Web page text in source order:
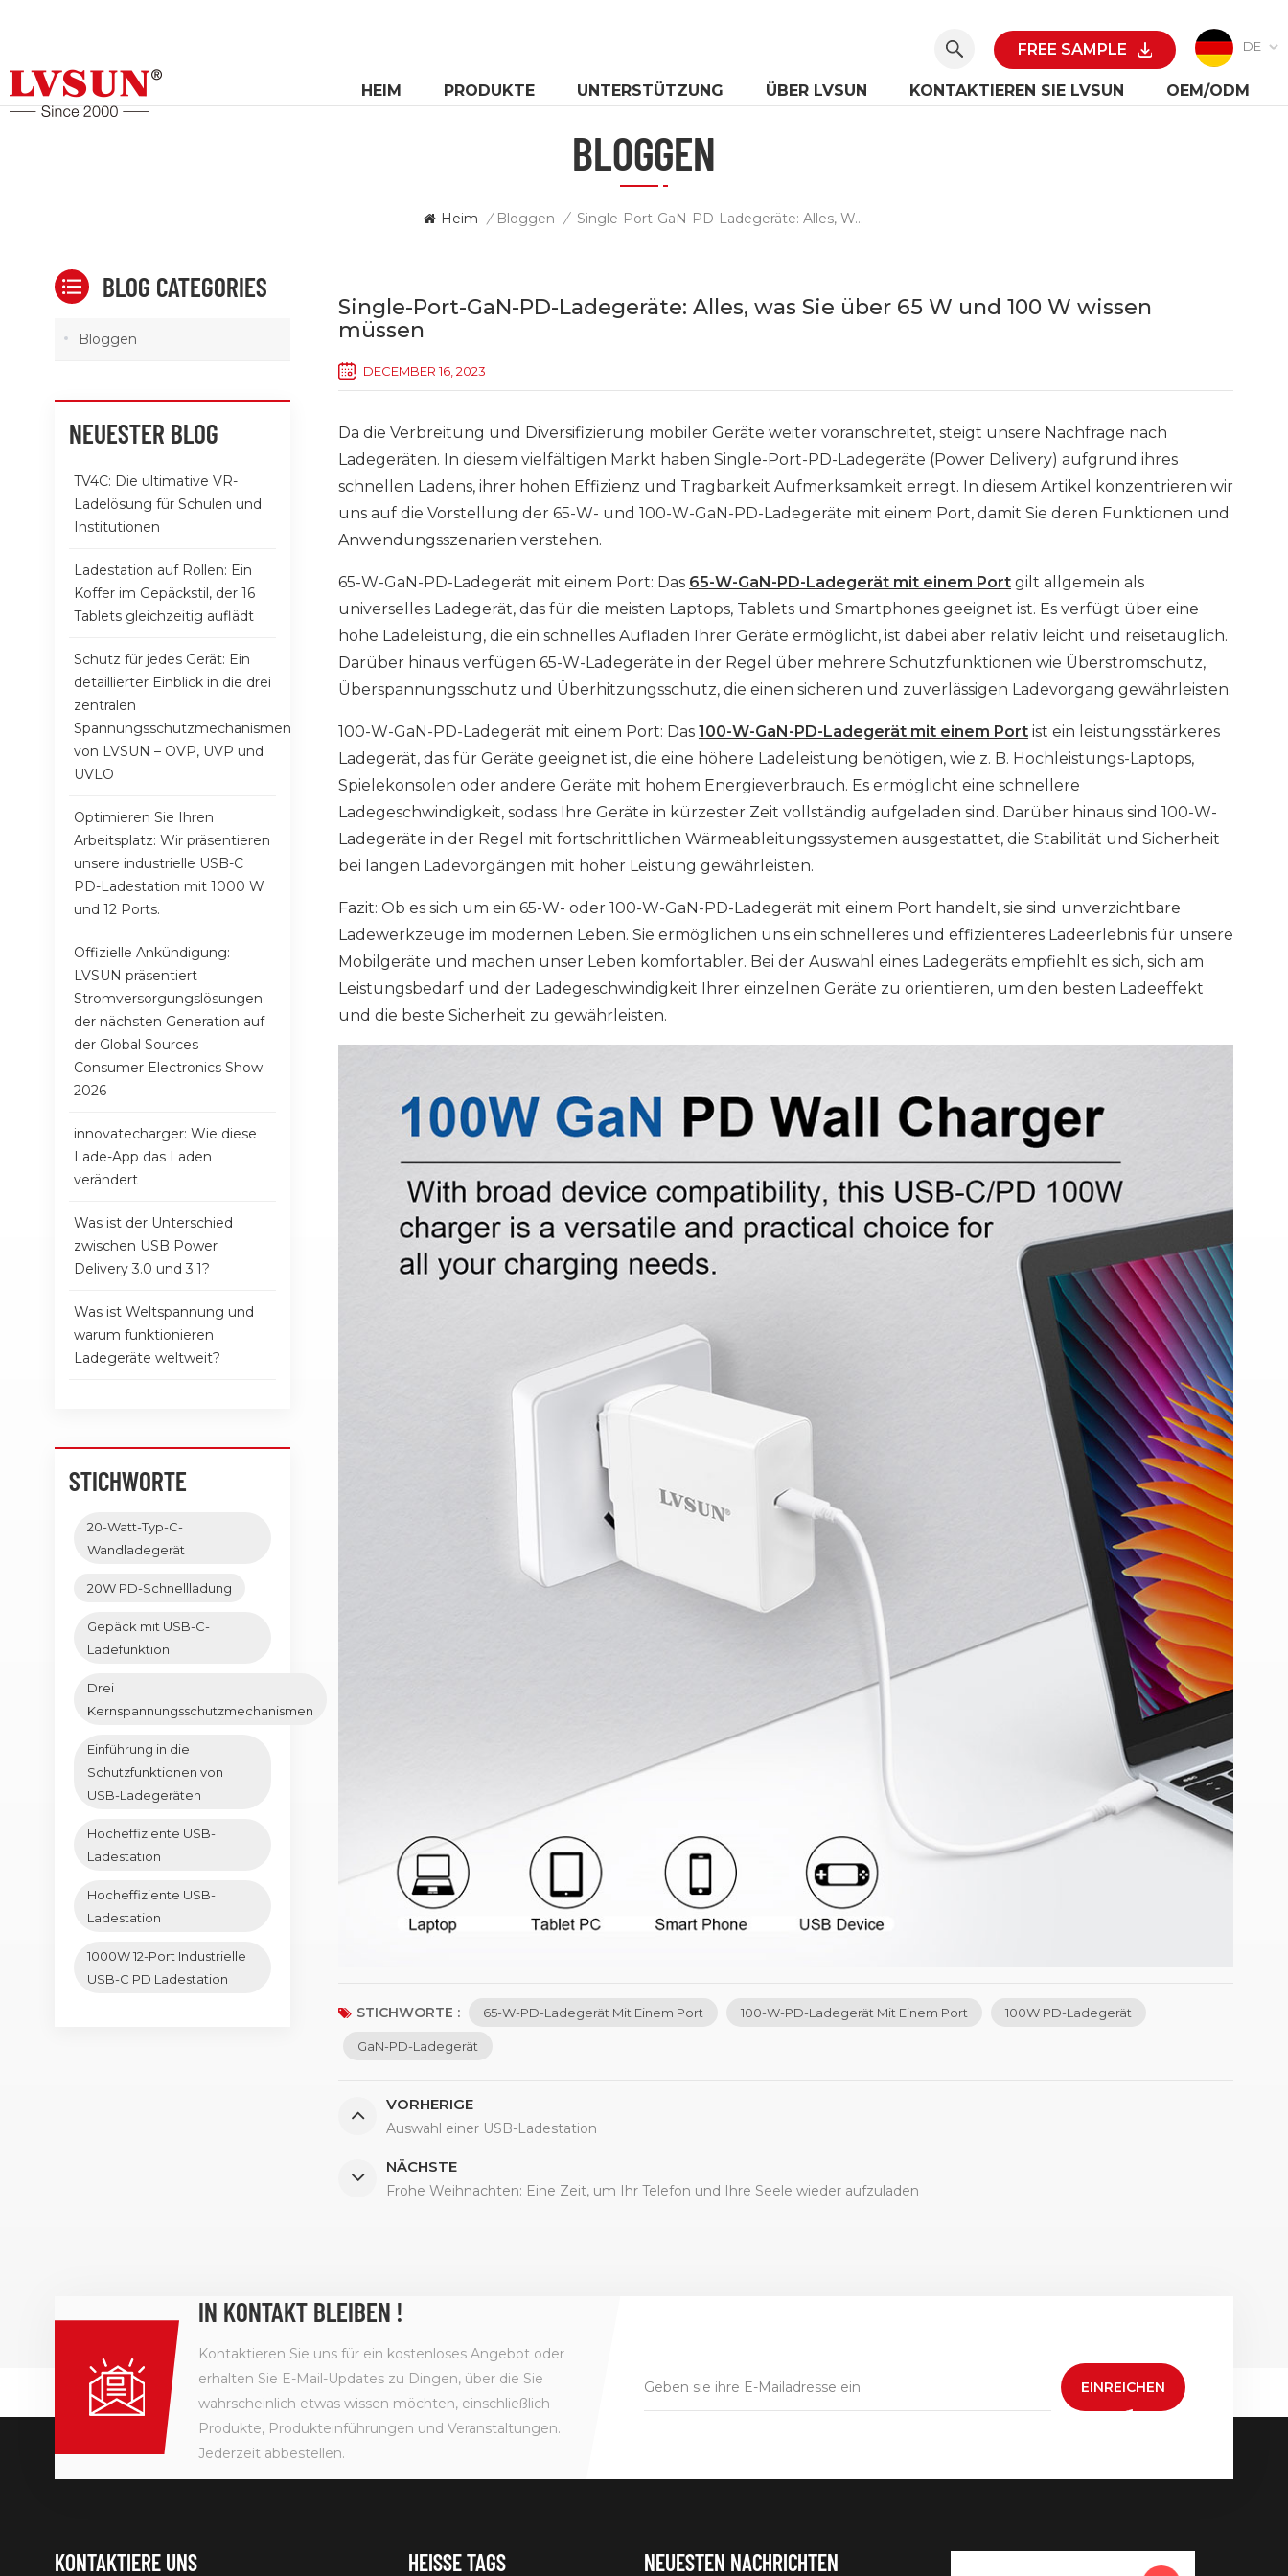
DE
FREE SAMPLE
HEIM PRODUKTE UNTERSTÜTZUNG ÜBER LVSUN KONTAKTIEREN SIE LVSUN OEM/ODM
BLOGGEN
Heim / Bloggen / Single-Port-GaN-PD-Ladegeräte: Alles, Was Sie Über 65 W Und 100 W Wissen Müssen
Single-Port-GaN-PD-Ladegeräte: Alles, was Sie über 65 W und 100 W wissen
müssen
DECEMBER 16, 2023
Da die Verbreitung und Diversifizierung mobiler Geräte weiter voranschreitet, steigt unsere Nachfrage nach
Ladegeräten. In diesem vielfältigen Markt haben Single-Port-PD-Ladegeräte (Power Delivery) aufgrund ihres
schnellen Ladens, ihrer hohen Effizienz und Tragbarkeit Aufmerksamkeit erregt. In diesem Artikel konzentrieren wir
uns auf die Vorstellung der 65-W- und 100-W-GaN-PD-Ladegeräte mit einem Port, damit Sie deren Funktionen und
Anwendungsszenarien verstehen.
65-W-GaN-PD-Ladegerät mit einem Port: Das 65-W-GaN-PD-Ladegerät mit einem Port gilt allgemein als
universelles Ladegerät, das für die meisten Laptops, Tablets und Smartphones geeignet ist. Es verfügt über eine
hohe Ladeleistung, die ein schnelles Aufladen Ihrer Geräte ermöglicht, ist dabei aber relativ leicht und reisetauglich.
Darüber hinaus verfügen 65-W-Ladegeräte in der Regel über mehrere Schutzfunktionen wie Überstromschutz,
Überspannungsschutz und Überhitzungsschutz, die einen sicheren und zuverlässigen Ladevorgang gewährleisten.
100-W-GaN-PD-Ladegerät mit einem Port: Das 100-W-GaN-PD-Ladegerät mit einem Port ist ein leistungsstärkeres
Ladegerät, das für Geräte geeignet ist, die eine höhere Ladeleistung benötigen, wie z. B. Hochleistungs-Laptops,
Spielekonsolen oder andere Geräte mit hohem Energieverbrauch. Es ermöglicht eine schnellere
Ladegeschwindigkeit, sodass Ihre Geräte in kürzester Zeit vollständig aufgeladen sind. Darüber hinaus sind 100-W-
Ladegeräte in der Regel mit fortschrittlichen Wärmeableitungssystemen ausgestattet, die Stabilität und Sicherheit
bei langen Ladevorgängen mit hoher Leistung gewährleisten.
Fazit: Ob es sich um ein 65-W- oder 100-W-GaN-PD-Ladegerät mit einem Port handelt, sie sind unverzichtbare
Ladewerkzeuge im modernen Leben. Sie ermöglichen uns ein schnelleres und effizienteres Ladeerlebnis für unsere
Mobilgeräte und machen unser Leben komfortabler. Bei der Auswahl eines Ladegeräts empfiehlt es sich, sich am
Leistungsbedarf und der Ladegeschwindigkeit Ihrer einzelnen Geräte zu orientieren, um den besten Ladeeffekt
und die beste Sicherheit zu gewährleisten.
STICHWORTE : 65-W-PD-Ladegerät Mit Einem Port 100-W-PD-Ladegerät Mit Einem Port 100W PD-Ladegerät
GaN-PD-Ladegerät
VORHERIGE
Auswahl einer USB-Ladestation
NÄCHSTE
Frohe Weihnachten: Eine Zeit, um Ihr Telefon und Ihre Seele wieder aufzuladen
BLOG CATEGORIES
Bloggen
NEUESTER BLOG
TV4C: Die ultimative VR-
Ladelösung für Schulen und
Institutionen
Ladestation auf Rollen: Ein
Koffer im Gepäckstil, der 16
Tablets gleichzeitig auflädt
Schutz für jedes Gerät: Ein
detaillierter Einblick in die drei
zentralen
Spannungsschutzmechanismen
von LVSUN – OVP, UVP und
UVLO
Optimieren Sie Ihren
Arbeitsplatz: Wir präsentieren
unsere industrielle USB-C
PD-Ladestation mit 1000 W
und 12 Ports.
Offizielle Ankündigung:
LVSUN präsentiert
Stromversorgungslösungen
der nächsten Generation auf
der Global Sources
Consumer Electronics Show
2026
innovatecharger: Wie diese
Lade-App das Laden
verändert
Was ist der Unterschied
zwischen USB Power
Delivery 3.0 und 3.1?
Was ist Weltspannung und
warum funktionieren
Ladegeräte weltweit?
STICHWORTE
20-Watt-Typ-C-
Wandladegerät
20W PD-Schnellladung
Gepäck mit USB-C-
Ladefunktion
Drei
Kernspannungsschutzmechanismen
Einführung in die
Schutzfunktionen von
USB-Ladegeräten
Hocheffiziente USB-
Ladestation
Hocheffiziente USB-
Ladestation
1000W 12-Port Industrielle
USB-C PD Ladestation
IN KONTAKT BLEIBEN !
Kontaktieren Sie uns für ein kostenloses Angebot oder
erhalten Sie E-Mail-Updates zu Dingen, über die Sie
wahrscheinlich etwas wissen möchten, einschließlich
Produkte, Produkteinführungen und Veranstaltungen.
Jederzeit abbestellen.
EINREICHEN
KONTAKTIERE UNS HEISSE TAGS NEUESTEN NACHRICHTEN